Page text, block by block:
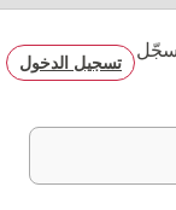
سجّل
تسجيل الدخول